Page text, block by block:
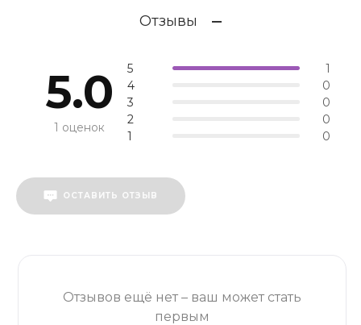
Отзывы
5.0
1 оценок
5
1
4
0
3
0
2
0
1
0
ОСТАВИТЬ ОТЗЫВ
Отзывов ещё нет – ваш может стать
первым